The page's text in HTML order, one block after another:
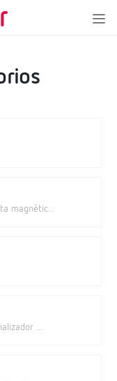
de redes portátiles
magnétic...
...